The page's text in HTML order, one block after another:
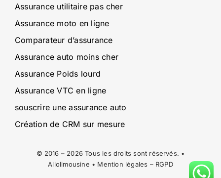
Assurance utilitaire pas cher
Assurance moto en ligne
Comparateur d’assurance
Assurance auto moins cher
Assurance Poids lourd
Assurance VTC en ligne
souscrire une assurance auto
Création de CRM sur mesure
© 2016 – 2026 Tous les droits sont réservés. •
Allolimousine • Mention légales – RGPD